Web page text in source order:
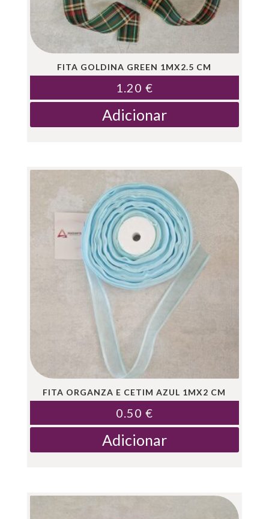
FITA GOLDINA GREEN 1MX2.5 CM
1.20 €
Adicionar
FITA ORGANZA E CETIM AZUL 1MX2 CM
0.50 €
Adicionar